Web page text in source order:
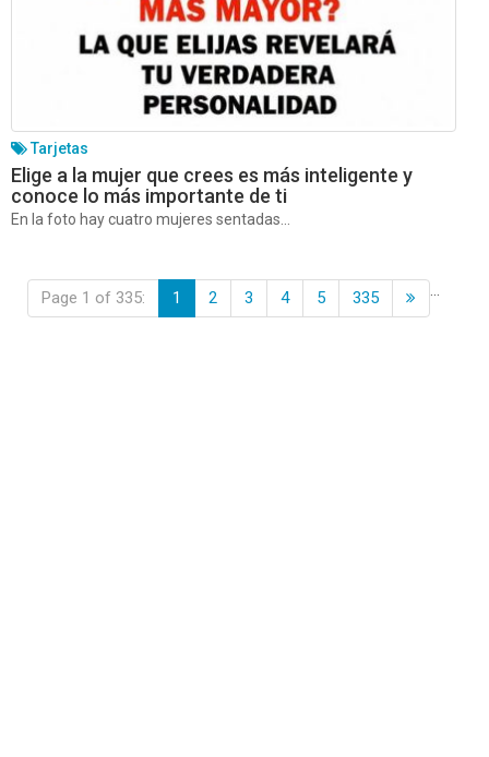
Tarjetas
Elige a la mujer que crees es más inteligente y
conoce lo más importante de ti
En la foto hay cuatro mujeres sentadas...
Page 1 of 335: 1 2 3 4 5 335